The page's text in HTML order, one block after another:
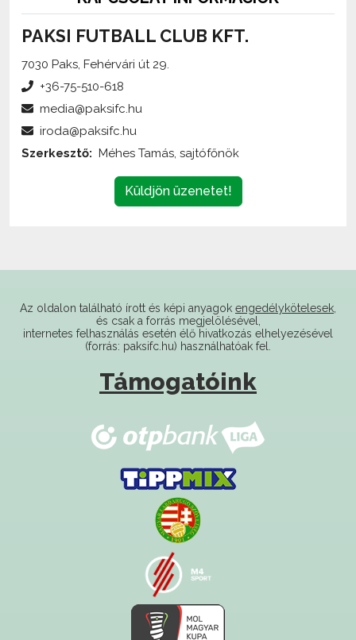
7030 Paks, Fehérvári út 29.
Küldjön üzenetet!
internetes felhasználás esetén élő hivatkozás elhelyezésével
(forrás: paksifc.hu) használhatóak fel.
Támogatóink